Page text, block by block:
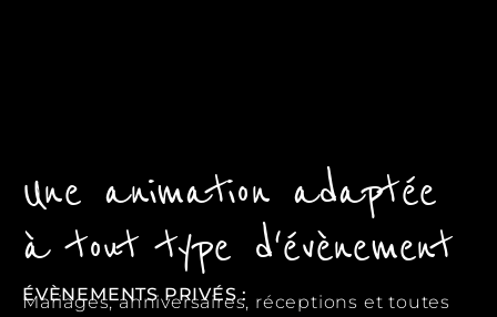
Une animation adaptée
à tout type d'évènement
ÉVÈNEMENTS PRIVÉS :
Mariages, anniversaires, réceptions et toutes